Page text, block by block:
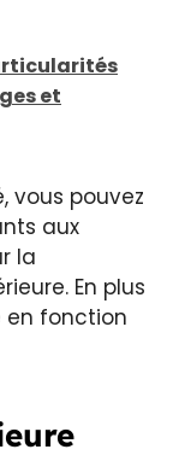
et
vous pouvez
aux
la
En plus
fonction